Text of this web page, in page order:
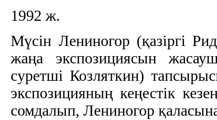
1992 ж.
Мүсін Лениногор (қазіргі
жаңа экспозициясын
суретші Козляткин)
экспозицияның кеңестік
сомдалып, Лениногор